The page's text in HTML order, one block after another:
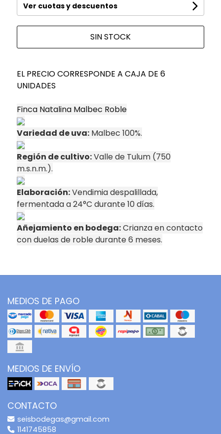
Ver cuotas y descuentos
SIN STOCK
EL PRECIO CORRESPONDE A CAJA DE 6
UNIDADES
Finca Natalina Malbec Roble
Variedad de uva:Malbec 100%.
Región de cultivo:Valle de Tulum (750
m.s.n.m.).
Elaboración:Vendimia despalillada,
fermentada a 24°C durante 10 días.
Añejamiento en bodega:Crianza en contacto
con duelas de roble durante 6 meses.
MEDIOS DE PAGO
MEDIOS DE ENVÍO
CONTACTO
seisbodegas@gmail.com
1141745858